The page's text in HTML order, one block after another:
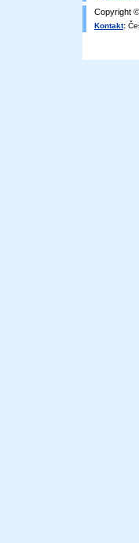
Copyright
Kontakt: